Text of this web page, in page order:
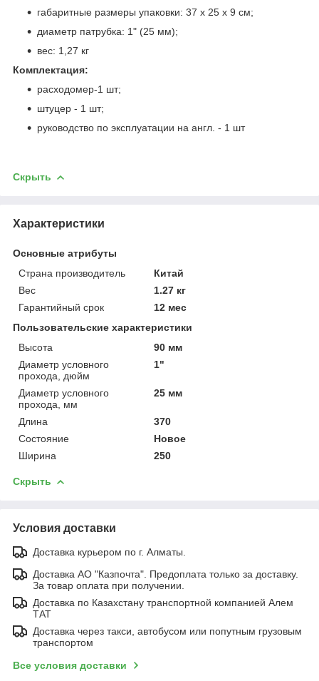
габаритные размеры упаковки: 37 х 25 х 9 см;
диаметр патрубка: 1" (25 мм);
вес: 1,27 кг
Комплектация:
расходомер-1 шт;
штуцер - 1 шт;
руководство по эксплуатации на англ. - 1 шт
Скрыть
Характеристики
Основные атрибуты
Страна производитель
Китай
Вес
1.27 кг
Гарантийный срок
12 мес
Пользовательские характеристики
Высота
90 мм
Диаметр условного
прохода, дюйм
1"
Диаметр условного
прохода, мм
25 мм
Длина
370
Состояние
Новое
Ширина
250
Скрыть
Условия доставки
Доставка курьером по г. Алматы.
Доставка АО "Казпочта". Предоплата только за доставку.
За товар оплата при получении.
Доставка по Казахстану транспортной компанией Алем
ТАТ
Доставка через такси, автобусом или попутным грузовым
транспортом
Все условия доставки